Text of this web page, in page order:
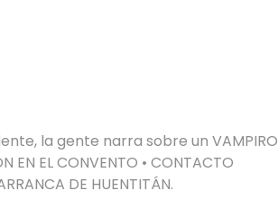
la gente narra sobre un VAMPIRO
EN EL CONVENTO • CONTACTO
DE HUENTITÁN.